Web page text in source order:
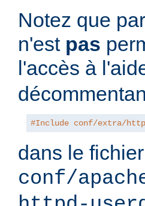
Notez que
n'est pas
l'accès à
#Include conf/extra/
dans le
conf/